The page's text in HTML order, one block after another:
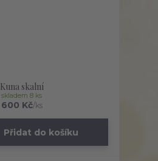
Kuna skalní
600 Kč/ks
skladem 8 ks
Přidat do košíku